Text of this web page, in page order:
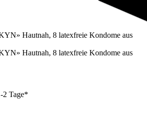
2 Tage*